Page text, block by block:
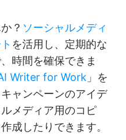
？ ソーシャルメディ
を活用し、定期的な
時間を確保できま
Writer for Work 」を
ャンペーンのアイデ
メディア用のコピ
成したりできます。